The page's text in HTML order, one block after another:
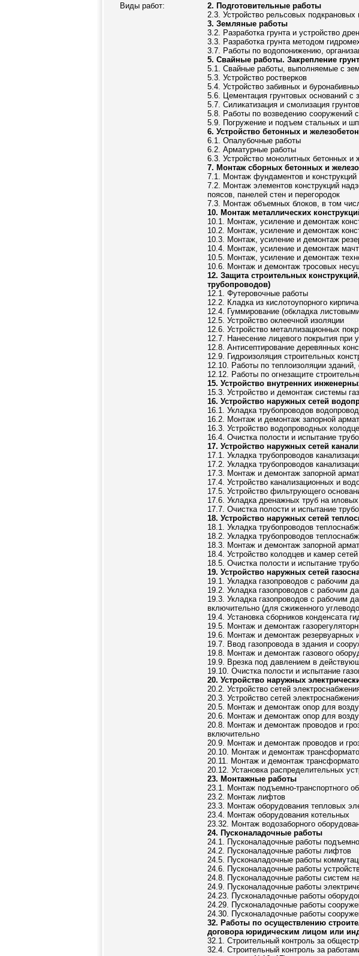
Виды работ:
2. Подготовительные работы
2.3. Устройство рельсовых
3. Земляные работы
3.2. Разработка грунта и устройство
3.3. Разработка грунта методом
3.7. Работы по водопонижению,
5. Свайные работы. Закрепление
5.1. Свайные работы, выполняемые с
5.3. Устройство ростверков
5.4. Устройство забивных и
5.6. Цементация грунтовых оснований с
5.7. Силикатизация и смолизация грунтов
5.8. Работы по возведению сооружений
5.9. Погружение и подъем стальных и
6. Устройство бетонных и
6.1. Опалубочные работы
6.2. Арматурные работы
6.3. Устройство монолитных бетонных и
7. Монтаж сборных бетонных и
7.1. Монтаж фундаментов и
7.2. Монтаж элементов конструкций
поясов, панелей стен и перегородок
7.3. Монтаж объемных блоков, в том
10. Монтаж металлических
10.1. Монтаж, усиление и демонтаж
10.2. Монтаж, усиление и демонтаж
10.3. Монтаж, усиление и демонтаж
10.4. Монтаж, усиление и демонтаж
10.5. Монтаж, усиление и демонтаж
10.6. Монтаж и демонтаж тросовых
12. Защита строительных
трубопроводов)
12.1. Футеровочные работы
12.2. Кладка из кислотоупорного
12.4. Гуммирование (обкладка
12.5. Устройство оклеечной изоляции
12.6. Устройство металлизационных
12.7. Нанесение лицевого покрытия
12.8. Антисептирование деревянных
12.9. Гидроизоляция строительных
12.10. Работы по теплоизоляции
12.12. Работы по огнезащите
15. Устройство внутренних
15.3. Устройство и демонтаж системы
16. Устройство наружных сетей
16.1. Укладка трубопроводов
16.2. Монтаж и демонтаж запорной
16.3. Устройство водопроводных
16.4. Очистка полости и испытание
17. Устройство наружных сетей
17.1. Укладка трубопроводов
17.2. Укладка трубопроводов
17.3. Монтаж и демонтаж запорной
17.4. Устройство канализационных и
17.5. Устройство фильтрующего
17.6. Укладка дренажных труб на
17.7. Очистка полости и испытание
18. Устройство наружных сетей
18.1. Укладка трубопроводов
18.2. Укладка трубопроводов
18.3. Монтаж и демонтаж запорной
18.4. Устройство колодцев и камер
18.5. Очистка полости и испытание
19. Устройство наружных сетей
19.1. Укладка газопроводов с рабочим
19.2. Укладка газопроводов с рабочим
19.3. Укладка газопроводов с рабочим
включительно (для сжиженного
19.4. Установка сборников конденсата
19.5. Монтаж и демонтаж
19.6. Монтаж и демонтаж резервуарных
19.7. Ввод газопровода в здания и
19.8. Монтаж и демонтаж газового
19.9. Врезка под давлением в
19.10. Очистка полости и испытание
20. Устройство наружных
20.2. Устройство сетей
20.3. Устройство сетей
20.5. Монтаж и демонтаж опор для
20.6. Монтаж и демонтаж опор для
20.8. Монтаж и демонтаж проводов и
включительно
20.9. Монтаж и демонтаж проводов и
20.10. Монтаж и демонтаж
20.11. Монтаж и демонтаж
20.12. Установка распределительных
23. Монтажные работы
23.1. Монтаж подъемно-транспортного
23.2. Монтаж лифтов
23.3. Монтаж оборудования тепловых
23.4. Монтаж оборудования котельных
23.32. Монтаж водозаборного
24. Пусконаладочные работы
24.1. Пусконаладочные работы
24.2. Пусконаладочные работы лифтов
24.5. Пусконаладочные работы
24.6. Пусконаладочные работы
24.8. Пусконаладочные работы систем
24.9. Пусконаладочные работы
24.23. Пусконаладочные работы
24.29. Пусконаладочные работы
24.30. Пусконаладочные работы
32. Работы по осуществлению
договора юридическим лицом или
32.1. Строительный контроль за
32.4. Строительный контроль за